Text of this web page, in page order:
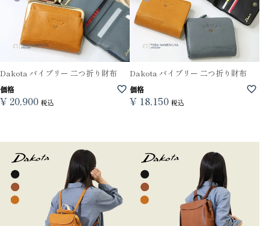
Dakota バイブリー 二つ折り財布
価格
¥20,900 税込
Dakota バイブリー 二つ折り財布
価格
¥ 18,150 税込